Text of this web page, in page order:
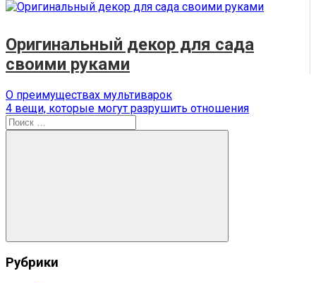
Оригинальный декор для сада
своими руками
Навигация
по
записям
Предыдущая
запись:
О преимуществах мультиварок
Следующая
запись:
4 вещи, которые могут разрушить отношения
Поиск
для:
Поиск
Рубрики